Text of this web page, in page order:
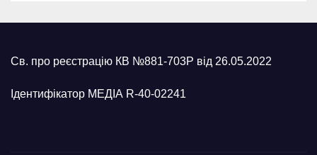
Св. про реєстрацію КВ №881-703Р від 26.05.2022
Ідентифікатор МЕДІА R-40-02241